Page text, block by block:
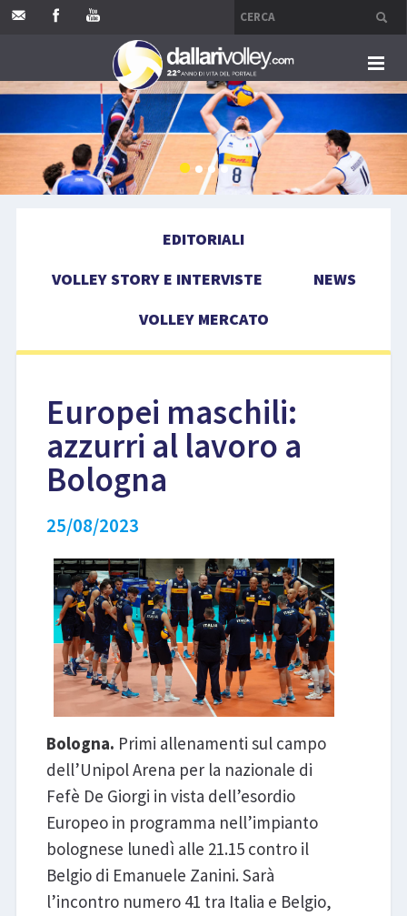
HOME
EDITORIALI
VOLLEY MERCATO
COMPETIZIONI
LIBRI
EDITORIALI
VOLLEY STORY E INTERVISTE
NEWS
VOLLEY MERCATO
Europei maschili:
azzurri al lavoro a
Bologna
25/08/2023
Bologna. Primi allenamenti sul campo
dell’Unipol Arena per la nazionale di
Fefè De Giorgi in vista dell’esordio
Europeo in programma nell’impianto
bolognese lunedì alle 21.15 contro il
Belgio di Emanuele Zanini. Sarà
l’incontro numero 41 tra Italia e Belgio,